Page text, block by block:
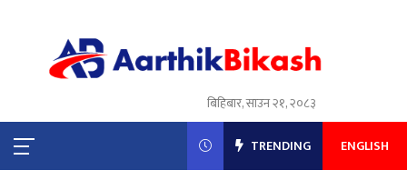
बिहिबार, साउन २१, २०८३
TRENDING ENGLISH